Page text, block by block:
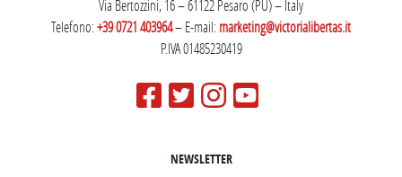
Via Bertozzini, 16 – 61122 Pesaro (PU) – Italy
Telefono:+39 0721 403964– E-mail:marketing@victorialibertas.it
P.IVA 01485230419
NEWSLETTER